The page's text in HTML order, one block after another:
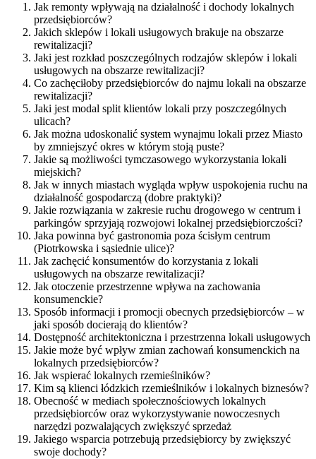
Jak remonty wpływają na działalność i dochody lokalnych
przedsiębiorców?
Jakich sklepów i lokali usługowych brakuje na obszarze
rewitalizacji?
Jaki jest rozkład poszczególnych rodzajów sklepów i lokali
usługowych na obszarze rewitalizacji?
Co zachęciłoby przedsiębiorców do najmu lokali na obszarze
rewitalizacji?
Jaki jest modal split klientów lokali przy poszczególnych
ulicach?
Jak można udoskonalić system wynajmu lokali przez Miasto
by zmniejszyć okres w którym stoją puste?
Jakie są możliwości tymczasowego wykorzystania lokali
miejskich?
Jak w innych miastach wygląda wpływ uspokojenia ruchu na
działalność gospodarczą (dobre praktyki)?
Jakie rozwiązania w zakresie ruchu drogowego w centrum i
parkingów sprzyjają rozwojowi lokalnej przedsiębiorczości?
Jaka powinna być gastronomia poza ścisłym centrum
(Piotrkowska i sąsiednie ulice)?
Jak zachęcić konsumentów do korzystania z lokali
usługowych na obszarze rewitalizacji?
Jak otoczenie przestrzenne wpływa na zachowania
konsumenckie?
Sposób informacji i promocji obecnych przedsiębiorców – w
jaki sposób docierają do klientów?
Dostępność architektoniczna i przestrzenna lokali usługowych
Jakie może być wpływ zmian zachowań konsumenckich na
lokalnych przedsiębiorców?
Jak wspierać lokalnych rzemieślników?
Kim są klienci łódzkich rzemieślników i lokalnych biznesów?
Obecność w mediach społecznościowych lokalnych
przedsiębiorców oraz wykorzystywanie nowoczesnych
narzędzi pozwalających zwiększyć sprzedaż
Jakiego wsparcia potrzebują przedsiębiorcy by zwiększyć
swoje dochody?